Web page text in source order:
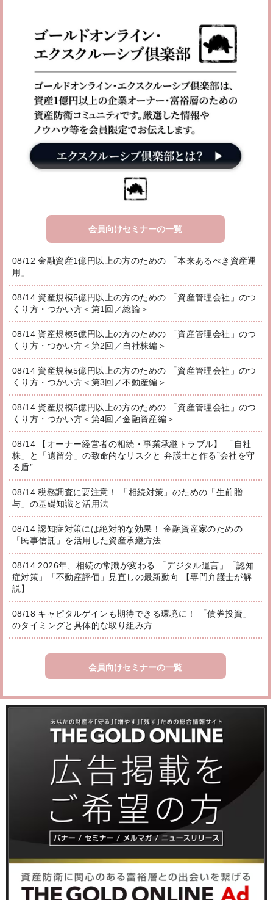
会員向けセミナーの一覧
08/12 金融資産1億円以上の方のための 「本来あるべき資産運
用」
08/14 資産規模5億円以上の方のための 「資産管理会社」のつ
くり方・つかい方＜第1回／総論＞
08/14 資産規模5億円以上の方のための 「資産管理会社」のつ
くり方・つかい方＜第2回／自社株編＞
08/14 資産規模5億円以上の方のための 「資産管理会社」のつ
くり方・つかい方＜第3回／不動産編＞
08/14 資産規模5億円以上の方のための 「資産管理会社」のつ
くり方・つかい方＜第4回／金融資産編＞
08/14 【オーナー経営者の相続・事業承継トラブル】 「自社
株」と「遺留分」の致命的なリスクと 弁護士と作る”会社を守
る盾”
08/14 税務調査に要注意！ 「相続対策」のための「生前贈
与」の基礎知識と活用法
08/14 認知症対策には絶対的な効果！ 金融資産家のための
「民事信託」を活用した資産承継方法
08/14 2026年、相続の常識が変わる 「デジタル遺言」「認知
症対策」「不動産評価」見直しの最新動向 【専門弁護士が解
説】
08/18 キャピタルゲインも期待できる環境に！ 「債券投資」
のタイミングと具体的な取り組み方
会員向けセミナーの一覧